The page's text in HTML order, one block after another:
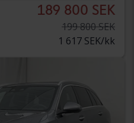
189 800 SEK
199 800 SEK
1 617 SEK/kk